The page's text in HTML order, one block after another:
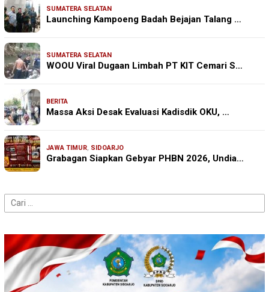
SUMATERA SELATAN
Launching Kampoeng Badah Bejajan Talang …
SUMATERA SELATAN
WOOU Viral Dugaan Limbah PT KIT Cemari S…
BERITA
Massa Aksi Desak Evaluasi Kadisdik OKU, …
JAWA TIMUR, SIDOARJO
Grabagan Siapkan Gebyar PHBN 2026, Undia…
Cari
untuk: